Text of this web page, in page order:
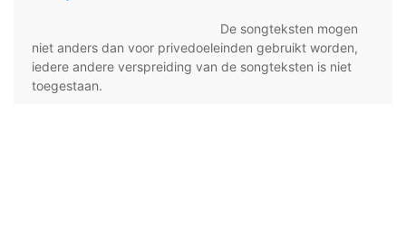
De songteksten mogen
niet anders dan voor privedoeleinden gebruikt worden,
iedere andere verspreiding van de songteksten is niet
toegestaan.